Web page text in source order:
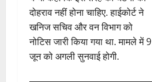
दोहराव नहीं होना चाहिए. हाईकोर्ट ने
खनिज सचिव और वन विभाग को
नोटिस जारी किया गया था. मामले में 9
जून को अगली सुनवाई होगी.